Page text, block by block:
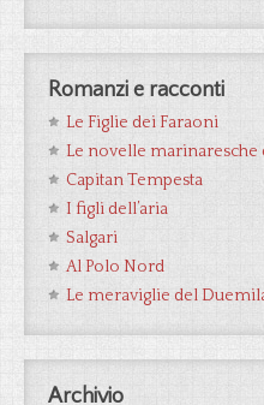
Romanzi e racconti
Le Figlie dei Faraoni
Le novelle marinaresche
Capitan Tempesta
I figli dell’aria
Salgari
Al Polo Nord
Le meraviglie del
Archivio